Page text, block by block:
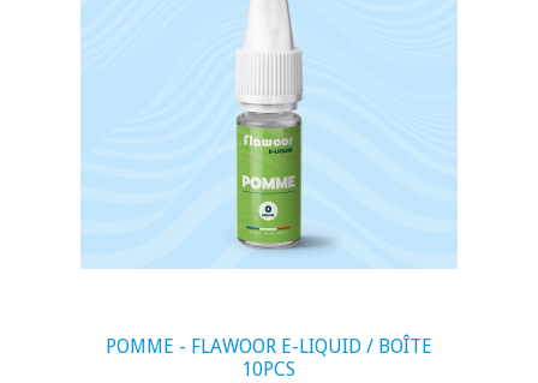
POMME - FLAWOOR E-LIQUID / BOÎTE
10PCS